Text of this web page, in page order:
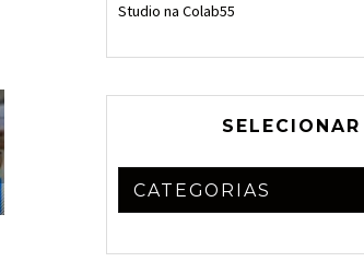
Studio na Colab55
SELECIONAR